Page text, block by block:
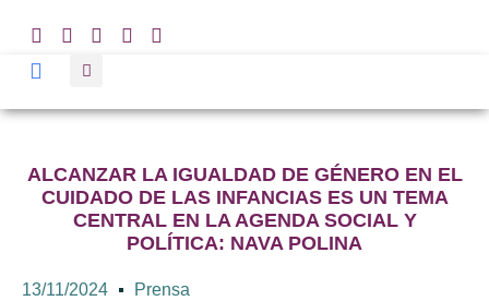
ALCANZAR LA IGUALDAD DE GÉNERO EN EL
CUIDADO DE LAS INFANCIAS ES UN TEMA
CENTRAL EN LA AGENDA SOCIAL Y
POLÍTICA: NAVA POLINA
13/11/2024 Prensa